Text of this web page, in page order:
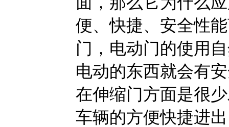
便、快捷、安全性
门，电动门的使用
电动的东西就会有
在伸缩门方面是很
车辆的方便快捷进